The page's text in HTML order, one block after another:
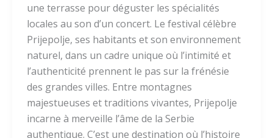
une terrasse pour déguster les spécialités
locales au son d’un concert. Le festival célèbre
Prijepolje, ses habitants et son environnement
naturel, dans un cadre unique où l’intimité et
l’authenticité prennent le pas sur la frénésie
des grandes villes. Entre montagnes
majestueuses et traditions vivantes, Prijepolje
incarne à merveille l’âme de la Serbie
authentique. C’est une destination où l’histoire